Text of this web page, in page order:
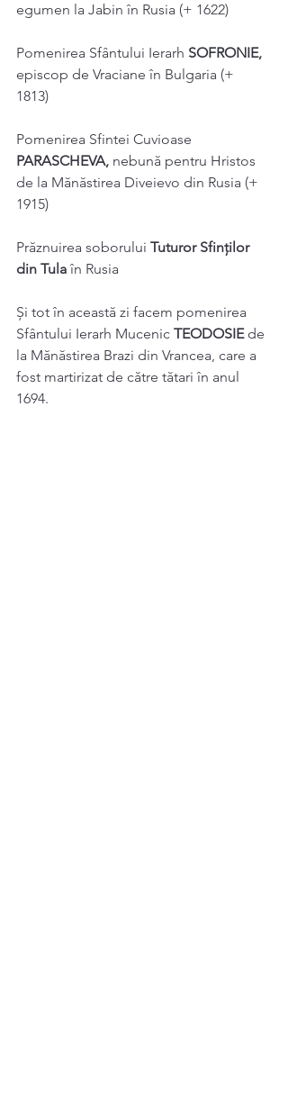
egumen la Jabin în Rusia (+ 1622)
Pomenirea Sfântului Ierarh SOFRONIE,
episcop de Vraciane în Bulgaria (+
1813)
Pomenirea Sfintei Cuvioase
PARASCHEVA, nebună pentru Hristos
de la Mănăstirea Diveievo din Rusia (+
1915)
Prăznuirea soborului Tuturor Sfinţilor
din Tula în Rusia
Și tot în această zi facem pomenirea
Sfântului Ierarh Mucenic TEODOSIE de
la Mănăstirea Brazi din Vrancea, care a
fost martirizat de către tătari în anul
1694.